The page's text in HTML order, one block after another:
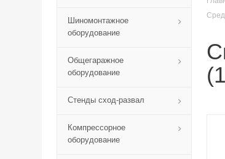
Шиномонтажное
оборудование
Общегаражное
оборудование
Стенды сход-развал
Компрессорное
оборудование